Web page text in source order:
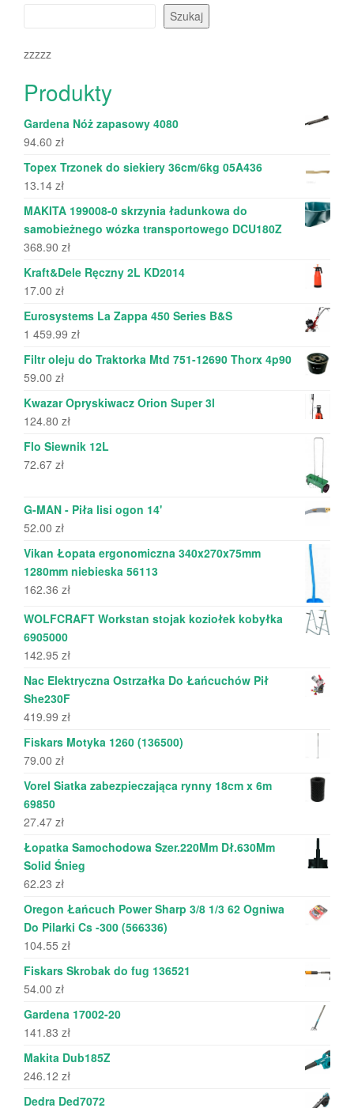
Szukaj
zzzzz
Produkty
Gardena Nóż zapasowy 4080
94.60 zł
Topex Trzonek do siekiery 36cm/6kg 05A436
13.14 zł
MAKITA 199008-0 skrzynia ładunkowa do
samobieżnego wózka transportowego DCU180Z
368.90 zł
Kraft&Dele Ręczny 2L KD2014
17.00 zł
Eurosystems La Zappa 450 Series B&S
1 459.99 zł
Filtr oleju do Traktorka Mtd 751-12690 Thorx 4p90
59.00 zł
Kwazar Opryskiwacz Orion Super 3l
124.80 zł
Flo Siewnik 12L
72.67 zł
G-MAN - Piła lisi ogon 14'
52.00 zł
Vikan Łopata ergonomiczna 340x270x75mm
1280mm niebieska 56113
162.36 zł
WOLFCRAFT Workstan stojak koziołek kobyłka
6905000
142.95 zł
Nac Elektryczna Ostrzałka Do Łańcuchów Pił
She230F
419.99 zł
Fiskars Motyka 1260 (136500)
79.00 zł
Vorel Siatka zabezpieczająca rynny 18cm x 6m
69850
27.47 zł
Łopatka Samochodowa Szer.220Mm Dł.630Mm
Solid Śnieg
62.23 zł
Oregon Łańcuch Power Sharp 3/8 1/3 62 Ogniwa
Do Pilarki Cs -300 (566336)
104.55 zł
Fiskars Skrobak do fug 136521
54.00 zł
Gardena 17002-20
141.83 zł
Makita Dub185Z
246.12 zł
Dedra Ded7072